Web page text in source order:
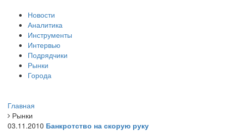
Новости
Аналитика
Инструменты
Интервью
Подрядчики
Рынки
Города
Главная
Рынки
03.11.2010 Банкротство на скорую руку